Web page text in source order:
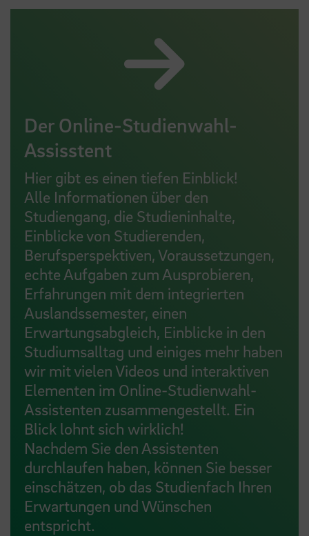
Der Online-Studienwahl-
Assisstent
Hier gibt es einen tiefen Einblick!
Alle Informationen über den
Studiengang, die Studieninhalte,
Einblicke von Studierenden,
Berufsperspektiven, Voraussetzungen,
echte Aufgaben zum Ausprobieren,
Erfahrungen mit dem integrierten
Auslandssemester, einen
Erwartungsabgleich, Einblicke in den
Studiumsalltag und einiges mehr haben
wir mit vielen Videos und interaktiven
Elementen im Online-Studienwahl-
Assistenten zusammengestellt. Ein
Blick lohnt sich wirklich!
Nachdem Sie den Assistenten
durchlaufen haben, können Sie besser
einschätzen, ob das Studienfach Ihren
Erwartungen und Wünschen
entspricht.